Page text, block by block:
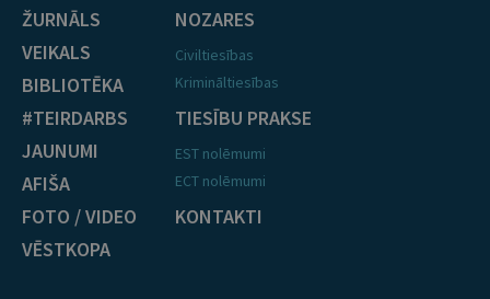
ŽURNĀLS
VEIKALS
BIBLIOTĒKA
#TEIRDARBS
JAUNUMI
AFIŠA
FOTO / VIDEO
VĒSTKOPA
NOZARES
Civiltiesības
Krimināltiesības
TIESĪBU PRAKSE
EST nolēmumi
ECT nolēmumi
KONTAKTI